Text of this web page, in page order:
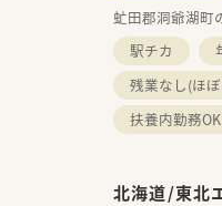
虻田郡洞爺湖町
駅チカ
残業なし(ほ
扶養内勤務OK
北海道/東北